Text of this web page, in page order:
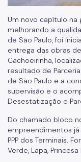
Um novo capítulo na
melhorando a
de São Paulo, foi
entrega das obras
Cachoeirinha,
resultado de
de São Paulo e a
supervisão e o
Desestatização e
Do chamado bloco
empreendimentos já
PPP dos Terminais.
Verde, Lapa,